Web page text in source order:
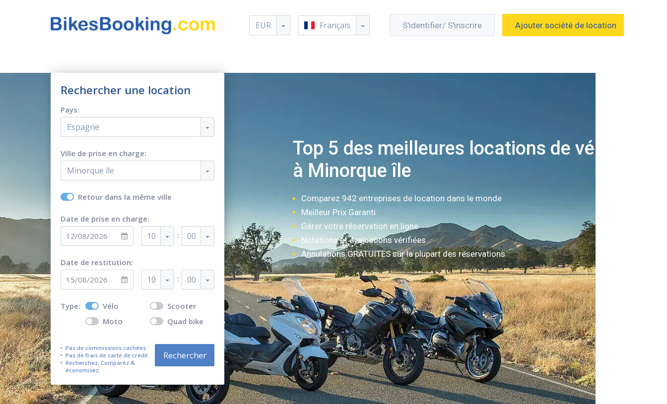
EUR Français S'identifier/ S'inscrire Ajouter société de location
Rechercher une location
Pays:
Espagne
Ville de prise en charge:
Minorque île
Retour dans la même ville
Date de prise en charge:
10 : 00
Date de restitution:
10 : 00
Type: Vélo
Scooter
Moto
Quad bike
Pas de commissions cachées
Pas de frais de carte de crédit
Recherchez, Comparez &
économisez
Rechercher
Top 5 des meilleures locations de vélo
à Minorque île
Comparez 942 entreprises de location dans le monde
Meilleur Prix Garanti
Gérer votre réservation en ligne
Notations et évaluations vérifiées
Annulations GRATUITES sur la plupart des réservations